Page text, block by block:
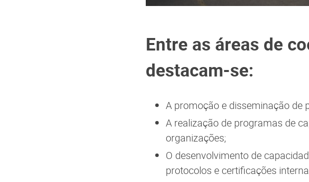
Entre as áreas de
destacam-se:
A promoção e disseminação de
A realização de programas de
organizações;
O desenvolvimento de
protocolos e certificações